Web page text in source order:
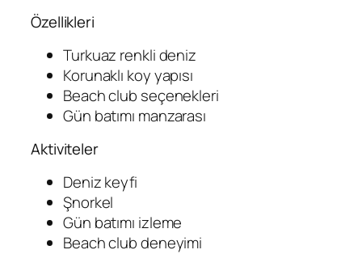
Özellikleri
Turkuaz renkli deniz
Korunaklı koy yapısı
Beach club seçenekleri
Gün batımı manzarası
Aktiviteler
Deniz keyfi
Şnorkel
Gün batımı izleme
Beach club deneyimi